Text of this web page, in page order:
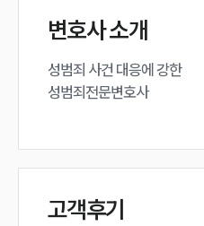
변호사 소개
성범죄 사건 대응에 강한
성범죄전문변호사
고객후기